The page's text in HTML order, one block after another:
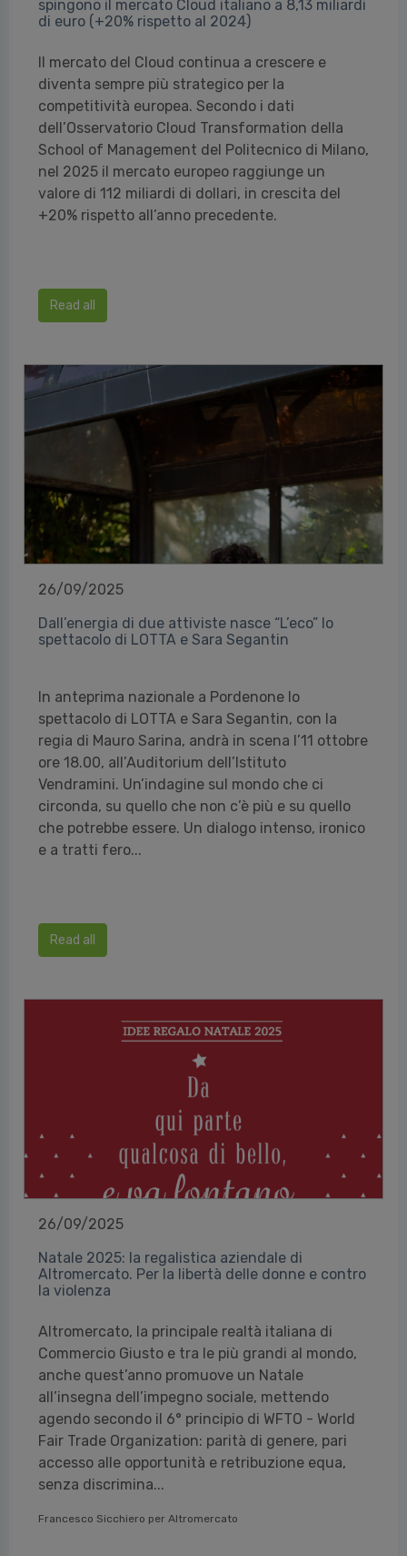
spingono il mercato Cloud italiano a 8,13 miliardi
di euro (+20% rispetto al 2024)
Il mercato del Cloud continua a crescere e
diventa sempre più strategico per la
competitività europea. Secondo i dati
dell’Osservatorio Cloud Transformation della
School of Management del Politecnico di Milano,
nel 2025 il mercato europeo raggiunge un
valore di 112 miliardi di dollari, in crescita del
+20% rispetto all’anno precedente.
Read all
26/09/2025
Dall’energia di due attiviste nasce “L’eco” lo
spettacolo di LOTTA e Sara Segantin
In anteprima nazionale a Pordenone lo
spettacolo di LOTTA e Sara Segantin, con la
regia di Mauro Sarina, andrà in scena l’11 ottobre
ore 18.00, all’Auditorium dell’Istituto
Vendramini. Un’indagine sul mondo che ci
circonda, su quello che non c’è più e su quello
che potrebbe essere. Un dialogo intenso, ironico
e a tratti fero...
Read all
26/09/2025
Natale 2025: la regalistica aziendale di
Altromercato. Per la libertà delle donne e contro
la violenza
Altromercato, la principale realtà italiana di
Commercio Giusto e tra le più grandi al mondo,
anche quest’anno promuove un Natale
all’insegna dell’impegno sociale, mettendo
agendo secondo il 6° principio di WFTO - World
Fair Trade Organization: parità di genere, pari
accesso alle opportunità e retribuzione equa,
senza discrimina...
Francesco Sicchiero per Altromercato